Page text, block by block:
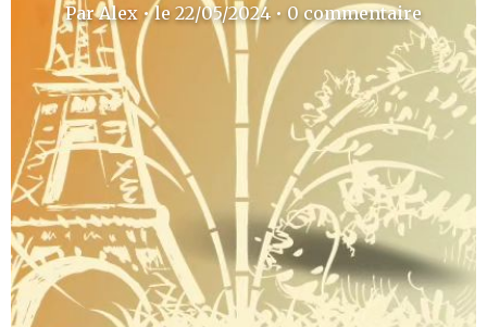
Par Alex • le 22/05/2024 • 0 commentaire